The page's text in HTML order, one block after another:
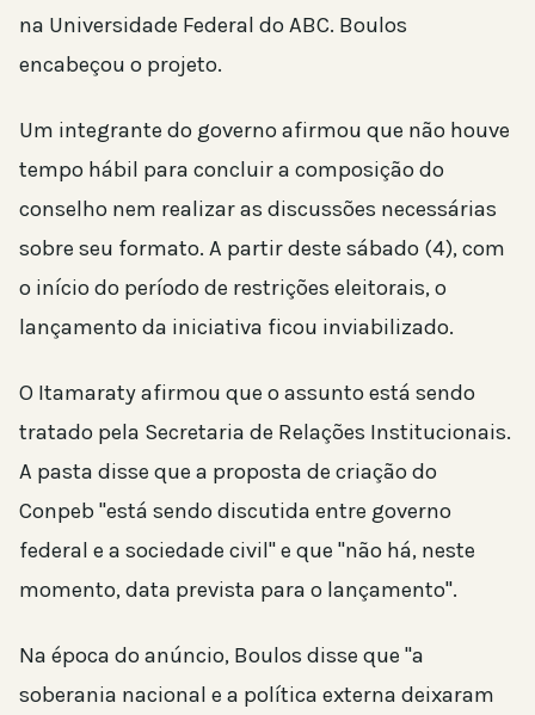
na Universidade Federal do ABC. Boulos
encabeçou o projeto.
Um integrante do governo afirmou que não houve
tempo hábil para concluir a composição do
conselho nem realizar as discussões necessárias
sobre seu formato. A partir deste sábado (4), com
o início do período de restrições eleitorais, o
lançamento da iniciativa ficou inviabilizado.
O Itamaraty afirmou que o assunto está sendo
tratado pela Secretaria de Relações Institucionais.
A pasta disse que a proposta de criação do
Conpeb "está sendo discutida entre governo
federal e a sociedade civil" e que "não há, neste
momento, data prevista para o lançamento".
Na época do anúncio, Boulos disse que "a
soberania nacional e a política externa deixaram